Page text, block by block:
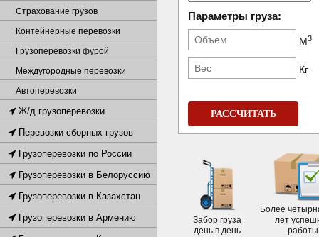
Параметры груза:
М3
Кг
РАССЧИТАТЬ
Забор груза
день в день
Более
лет
работы
Страхование грузов
Контейнерные перевозки
Грузоперевозки фурой
Междугородные перевозки
Автоперевозки
Ж/д грузоперевозки
Перевозки сборных грузов
Грузоперевозки по России
Грузоперевозки в Белоруссию
Грузоперевозки в Казахстан
Грузоперевозки в Армению